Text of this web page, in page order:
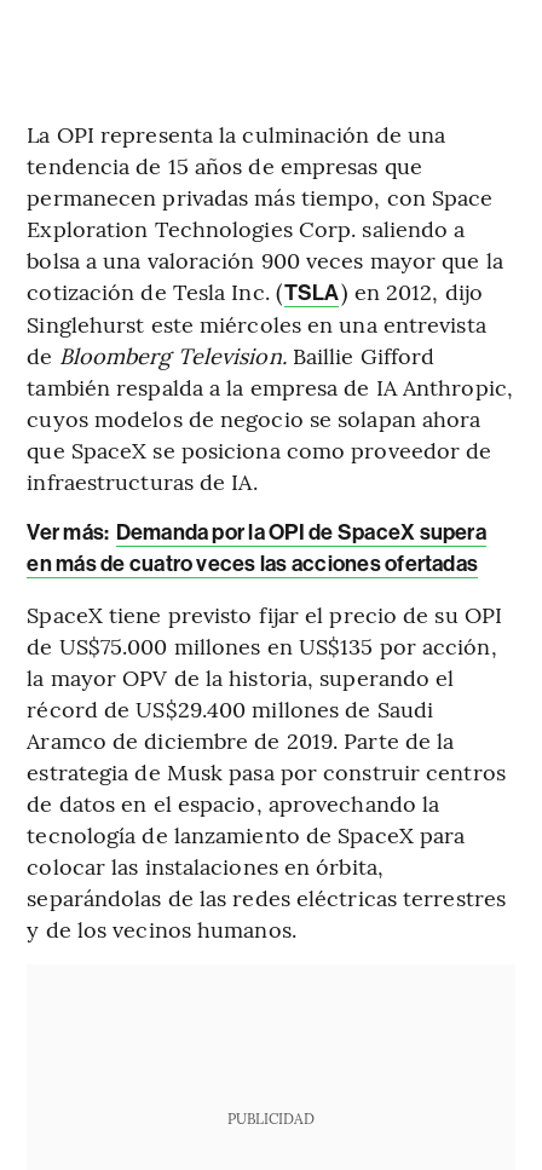
La OPI representa la culminación de una
tendencia de 15 años de empresas que
permanecen privadas más tiempo, con Space
Exploration Technologies Corp. saliendo a
bolsa a una valoración 900 veces mayor que la
cotización de Tesla Inc. (TSLA) en 2012, dijo
Singlehurst este miércoles en una entrevista
de Bloomberg Television.Baillie Gifford
también respalda a la empresa de IA Anthropic,
cuyos modelos de negocio se solapan ahora
que SpaceX se posiciona como proveedor de
infraestructuras de IA.
Ver más: Demanda por la OPI de SpaceX supera
en más de cuatro veces las acciones ofertadas
SpaceX tiene previsto fijar el precio de su OPI
de US$75.000 millones en US$135 por acción,
la mayor OPV de la historia, superando el
récord de US$29.400 millones de Saudi
Aramco de diciembre de 2019. Parte de la
estrategia de Musk pasa por construir centros
de datos en el espacio, aprovechando la
tecnología de lanzamiento de SpaceX para
colocar las instalaciones en órbita,
separándolas de las redes eléctricas terrestres
y de los vecinos humanos.
PUBLICIDAD